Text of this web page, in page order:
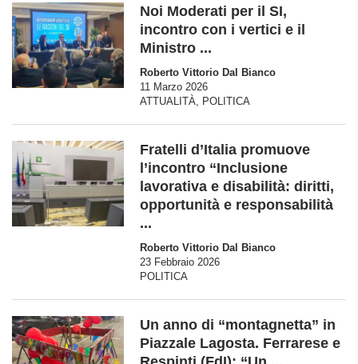
Noi Moderati per il SI,
incontro con i vertici e il
Ministro ...
Roberto Vittorio Dal Bianco
11 Marzo 2026
ATTUALITÀ
POLITICA
Fratelli d’Italia promuove
l’incontro “Inclusione
lavorativa e disabilità: diritti,
opportunità e responsabilità
...
Roberto Vittorio Dal Bianco
23 Febbraio 2026
POLITICA
Un anno di “montagnetta” in
Piazzale Lagosta. Ferrarese e